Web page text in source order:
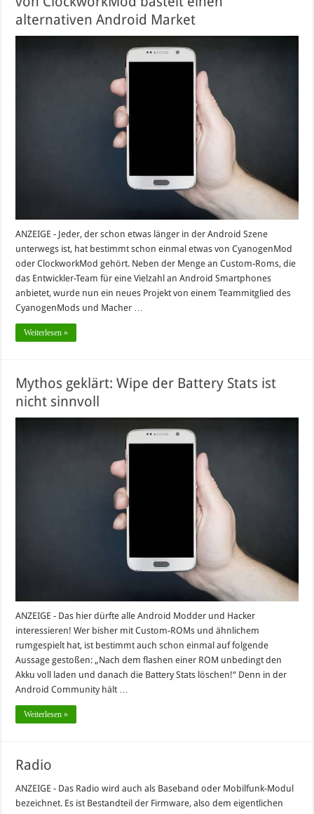
alternativen Android Market
ANZEIGE - Jeder, der schon etwas länger in der Android Szene
unterwegs ist, hat bestimmt schon einmal etwas von CyanogenMod
oder ClockworkMod gehört. Neben der Menge an Custom-Roms, die
das Entwickler-Team für eine Vielzahl an Android Smartphones
anbietet, wurde nun ein neues Projekt von einem Teammitglied des
CyanogenMods und Macher …
Weiterlesen »
Mythos geklärt: Wipe der Battery Stats ist
nicht sinnvoll
ANZEIGE - Das hier dürfte alle Android Modder und Hacker
interessieren! Wer bisher mit Custom-ROMs und ähnlichem
rumgespielt hat, ist bestimmt auch schon einmal auf folgende
Aussage gestoßen: „Nach dem flashen einer ROM unbedingt den
Akku voll laden und danach die Battery Stats löschen!“ Denn in der
Android Community hält …
Weiterlesen »
Radio
ANZEIGE - Das Radio wird auch als Baseband oder Mobilfunk-Modul
bezeichnet. Es ist Bestandteil der Firmware, also dem eigentlichen